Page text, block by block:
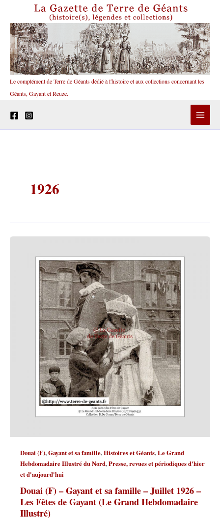
contenu
Le complément de Terre de Géants dédié à l'histoire et aux collections concernant les
Géants, Gayant et Reuze.
1926
Douai (F),Gayant et sa famille,Histoires et Géants,Le Grand
Hebdomadaire Illustré du Nord,Presse, revues et périodiques d'hier
et d'aujourd'hui
Douai (F) – Gayant et sa famille – Juillet 1926 –
Les Fêtes de Gayant (Le Grand Hebdomadaire
Illustré)